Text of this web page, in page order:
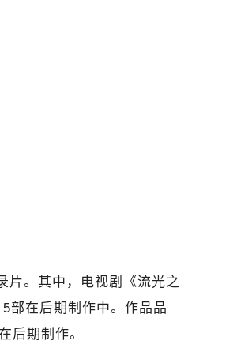
片。其中，电视剧《流光之
部在后期制作中。作品品
后期制作。